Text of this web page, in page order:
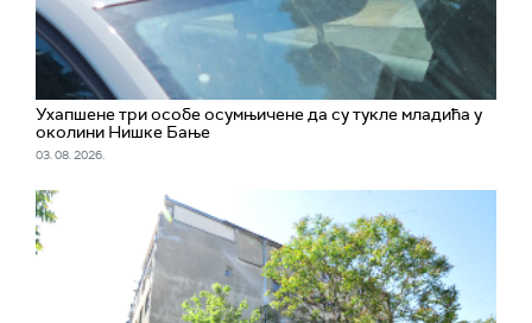
Ухапшенe три особе осумњичене да су тукле младића у
околини Нишке Бање
03. 08. 2026.